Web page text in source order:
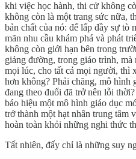
khi việc học hành, thi cử không
không còn là một trang sức nữa,
bản chất của nó: để lấp đầy sự tò
mãn nhu cầu khám phá và phát
không còn giới hạn bên trong
giảng đường, trong giáo trình,
mọi lúc, cho tất cả mọi người, thì
hơn không? Phải chăng, mô hình
đang theo đuổi đã trở nên lỗi
báo hiệu một mô hình giáo dục
trở thành một hạt nhân trung tâm
hoàn toàn khỏi những nghi thức
Tất nhiên, đấy chỉ là những suy